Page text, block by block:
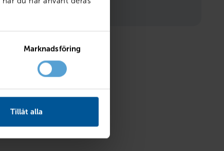
Marknadsföring
Tillåt alla